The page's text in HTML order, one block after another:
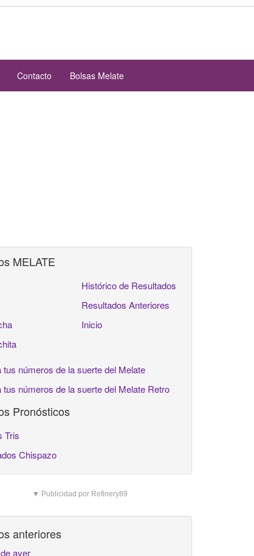
Contacto Bolsas Melate
MELATE
Histórico de Resultados
Resultados Anteriores
Inicio
tus números de la suerte del Melate
tus números de la suerte del Melate Retro
Pronósticos
Tris
Chispazo
▼ Publicidad por Refinery89
anteriores
ayer